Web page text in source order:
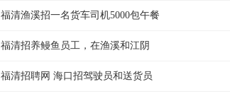
福清渔溪招一名货车司机5000包午餐
福清招养鳗鱼员工，在渔溪和江阴
福清招聘网 海口招驾驶员和送货员